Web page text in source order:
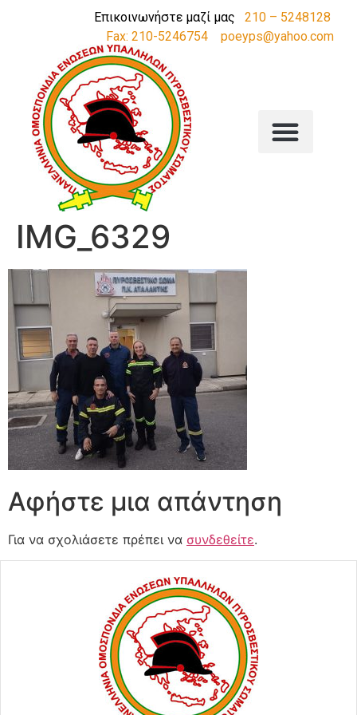
Επικοινωνήστε μαζί μας 210 – 5248128
Fax: 210-5246754
poeyps@yahoo.com
IMG_6329
Αφήστε μια απάντηση
Για να σχολιάσετε πρέπει να συνδεθείτε.